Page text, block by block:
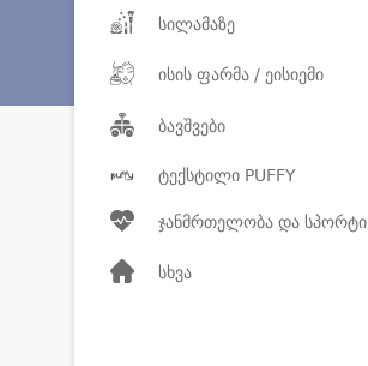
სილამაზე
ისის ფარმა / ეისიემი
ბავშვები
ტექსტილი PUFFY
ჯანმრთელობა და სპორტი
სხვა